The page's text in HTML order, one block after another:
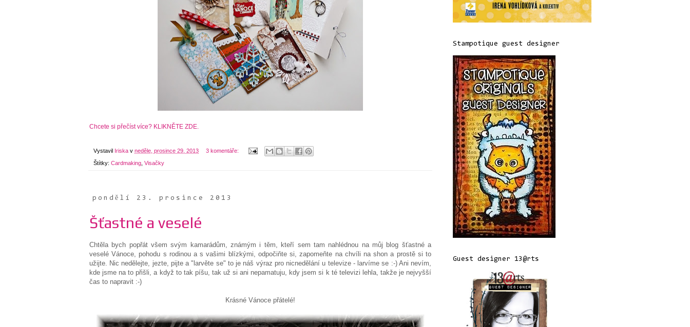
Chcete si přečíst více? KLIKNĚTE ZDE.
Vystavil Iriska v neděle, prosince 29, 2013 3 komentáře:
Štítky: Cardmaking Visačky
pondělí 23. prosince 2013
Šťastné a veselé
Chtěla bych popřát všem svým kamarádům, známým i těm, kteří sem tam nahlédnou na můj blog šťastné a
veselé Vánoce, pohodu s rodinou a s vašimi blízkými, odpočiňte si, zapomeňte na chvíli na shon a prostě si to
užijte. Nic nedělejte, jezte, pijte a "larvěte se" to je náš výraz pro nicnedělání u televize - larvíme se :-) Ani nevím,
kde jsme na to přišli, a když to tak píšu, tak už si ani nepamatuju, kdy jsem si k té televizi lehla, takže je nejvyšší
čas to napravit :-)
Krásné Vánoce přátelé!
Stampotique guest designer
Guest designer 13@rts